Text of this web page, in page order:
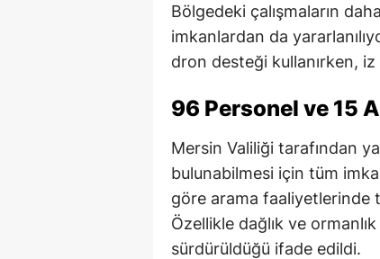
Bölgedeki çalışmaların
imkanlardan da
dron desteği kullanırken,
96 Personel ve 15
Mersin Valiliği tarafından
bulunabilmesi için tüm
göre arama faaliyetlerinde
Özellikle dağlık ve
sürdürüldüğü ifade edildi.